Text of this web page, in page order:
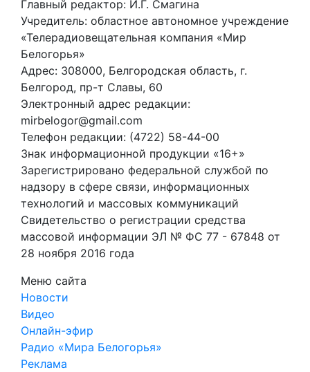
Главный редактор: И.Г. Смагина
Учредитель: областное автономное учреждение
«Телерадиовещательная компания «Мир
Белогорья»
Адрес: 308000, Белгородская область, г.
Белгород, пр-т Славы, 60
Электронный адрес редакции:
mirbelogor@gmail.com
Телефон редакции: (4722) 58-44-00
Знак информационной продукции «16+»
Зарегистрировано федеральной службой по
надзору в сфере связи, информационных
технологий и массовых коммуникаций
Свидетельство о регистрации средства
массовой информации ЭЛ № ФС 77 - 67848 от
28 ноября 2016 года
Меню сайта
Новости
Видео
Онлайн-эфир
Радио «Мира Белогорья»
Реклама